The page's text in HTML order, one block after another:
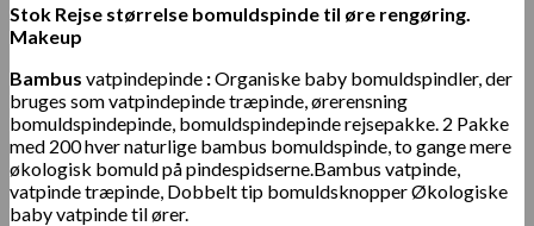
Stok Rejse størrelse bomuldspinde til øre rengøring.
Makeup
Bambus vatpindepinde :Organiske baby bomuldspindler, der
bruges som vatpindepinde træpinde, ørerensning
bomuldspindepinde, bomuldspindepinde rejsepakke. 2 Pakke
med 200 hver naturlige bambus bomuldspinde, to gange mere
økologisk bomuld på pindespidserne.Bambus vatpinde,
vatpinde træpinde, Dobbelt tip bomuldsknopper Økologiske
baby vatpinde til ører.